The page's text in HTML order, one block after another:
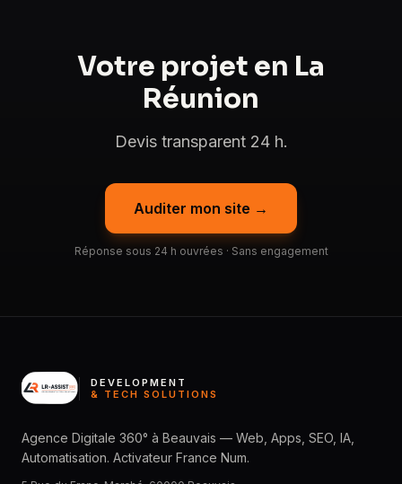
Votre projet en La
Réunion
Devis transparent 24 h.
Auditer mon site →
Réponse sous 24 h ouvrées · Sans engagement
DEVELOPMENT
& TECH SOLUTIONS
Agence Digitale 360° à Beauvais — Web, Apps, SEO, IA,
Automatisation. Activateur France Num.